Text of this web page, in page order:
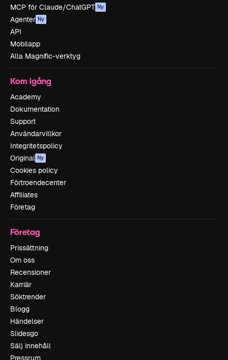
MCP för Claude/ChatGPT Ny
Agenter Ny
API
Mobilapp
Alla Magnific-verktyg
Kom igång
Academy
Dokumentation
Support
Användarvillkor
Integritetspolicy
Original Ny
Cookies policy
Förtroendecenter
Affiliates
Företag
Företag
Prissättning
Om oss
Recensioner
Karriär
Söktrender
Blogg
Händelser
Slidesgo
Sälj innehåll
Pressrum